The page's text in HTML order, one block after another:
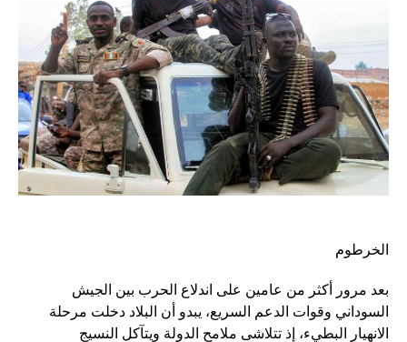
الخرطوم
بعد مرور أكثر من عامين على اندلاع الحرب بين الجيش
السوداني وقوات الدعم السريع، يبدو أن البلاد دخلت مرحلة
الانهيار البطيء، إذ تتلاشى ملامح الدولة ويتآكل النسيج